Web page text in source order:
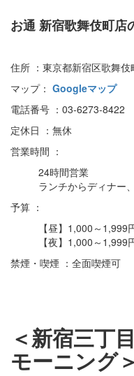
お通 新宿歌舞伎町店
住所 ：東京都新宿区歌舞
マップ： Googleマップ
電話番号 ：03-6273-8422
定休日 ：無休
営業時間 ：
24時間営業
ランチからディナー
予算 ：
【昼】1,000～1,999
【夜】1,000～1,999
禁煙・喫煙 ：全面喫煙可
＜新宿三丁
モーニング＞